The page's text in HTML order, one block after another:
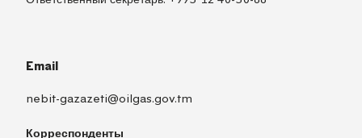
Email
nebit-gazazeti@oilgas.gov.tm
Корреспонденты